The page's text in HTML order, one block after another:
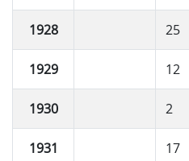
1928 25
1929 12
1930 2
1931 17